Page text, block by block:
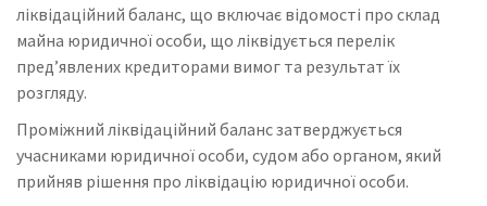
ліквідаційний баланс, що включає відомості про склад
майна юридичної особи, що ліквідується перелік
пред’явлених кредиторами вимог та результат їх
розгляду.
Проміжний ліквідаційний баланс затверджується
учасниками юридичної особи, судом або органом, який
прийняв рішення про ліквідацію юридичної особи.